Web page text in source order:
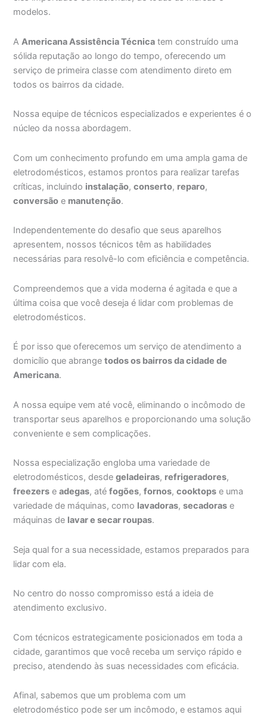
modelos.
A Americana Assistência Técnica tem construído uma
sólida reputação ao longo do tempo, oferecendo um
serviço de primeira classe com atendimento direto em
todos os bairros da cidade.
Nossa equipe de técnicos especializados e experientes é o
núcleo da nossa abordagem.
Com um conhecimento profundo em uma ampla gama de
eletrodomésticos, estamos prontos para realizar tarefas
críticas, incluindo instalação,conserto, reparo,
conversão e manutenção.
Independentemente do desafio que seus aparelhos
apresentem, nossos técnicos têm as habilidades
necessárias para resolvê-lo com eficiência e competência.
Compreendemos que a vida moderna é agitada e que a
última coisa que você deseja é lidar com problemas de
eletrodomésticos.
É por isso que oferecemos um serviço de atendimento a
domicílio que abrangetodos os bairros da cidade de
Americana.
A nossa equipe vem até você, eliminando o incômodo de
transportar seus aparelhos e proporcionando uma solução
conveniente e sem complicações.
Nossa especialização engloba uma variedade de
eletrodomésticos, desdegeladeiras, refrigeradores,
freezers eadegas, atéfogões,fornos,cooktops e uma
variedade de máquinas, como lavadoras,secadoras e
máquinas de lavar e secar roupas.
Seja qual for a sua necessidade, estamos preparados para
lidar com ela.
No centro do nosso compromisso está a ideia de
atendimento exclusivo.
Com técnicos estrategicamente posicionados em toda a
cidade, garantimos que você receba um serviço rápido e
preciso, atendendo às suas necessidades com eficácia.
Afinal, sabemos que um problema com um
eletrodoméstico pode ser um incômodo, e estamos aqui